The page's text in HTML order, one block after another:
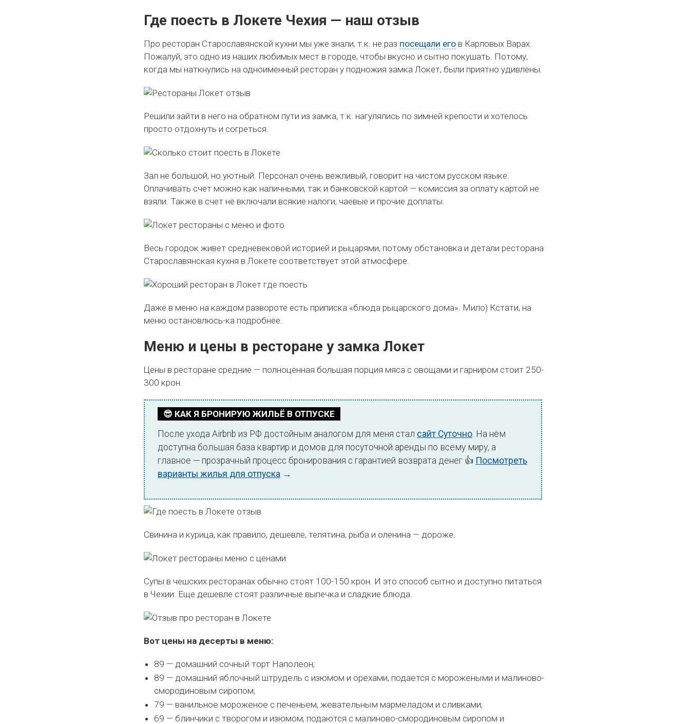
Где поесть в Локете Чехия — наш отзыв
Про ресторан Старославянской кухни мы уже знали, т.к. не раз посещали его в Карловых Варах.
Пожалуй, это одно из наших любимых мест в городе, чтобы вкусно и сытно покушать. Потому,
когда мы наткнулись на одноименный ресторан у подножия замка Локет, были приятно удивлены.
Решили зайти в него на обратном пути из замка, т.к. нагулялись по зимней крепости и хотелось
просто отдохнуть и согреться.
Зал не большой, но уютный. Персонал очень вежливый, говорит на чистом русском языке.
Оплачивать счет можно как наличными, так и банковской картой — комиссия за оплату картой не
взяли. Также в счет не включали всякие налоги, чаевые и прочие доплаты.
Весь городок живет средневековой историей и рыцарями, потому обстановка и детали ресторана
Старославянская кухня в Локете соответствует этой атмосфере.
Даже в меню на каждом развороте есть приписка «блюда рыцарского дома». Мило) Кстати, на
меню остановлюсь-ка подробнее.
Меню и цены в ресторане у замка Локет
Цены в ресторане средние — полноценная большая порция мяса с овощами и гарниром стоит 250-
300 крон.
😎 КАК Я БРОНИРУЮ ЖИЛЬЁ В ОТПУСКЕ
После ухода Airbnb из РФ достойным аналогом для меня стал сайт Суточно . На нём
доступна большая база квартир и домов для посуточной аренды по всему миру, а
главное — прозрачный процесс бронирования с гарантией возврата денег 👍 Посмотреть
варианты жилья для отпуска →
Свинина и курица, как правило, дешевле, телятина, рыба и оленина — дороже.
Супы в чешских ресторанах обычно стоят 100-150 крон. И это способ сытно и доступно питаться
в Чехии. Еще дешевле стоят различные выпечка и сладкие блюда.
Вот цены на десерты в меню:
89 — домашний сочный торт Наполеон;
89 — домашний яблочный штрудель с изюмом и орехами, подается с морожеными и малиново-
смородиновым сиропом;
79 — ванильное мороженое с печеньем, жевательным мармеладом и сливками;
69 — блинчики с творогом и изюмом, подаются с малиново-смородиновым сиропом и